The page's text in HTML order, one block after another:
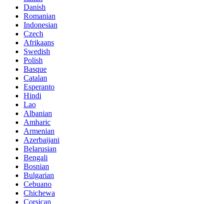
Danish
Romanian
Indonesian
Czech
Afrikaans
Swedish
Polish
Basque
Catalan
Esperanto
Hindi
Lao
Albanian
Amharic
Armenian
Azerbaijani
Belarusian
Bengali
Bosnian
Bulgarian
Cebuano
Chichewa
Corsican